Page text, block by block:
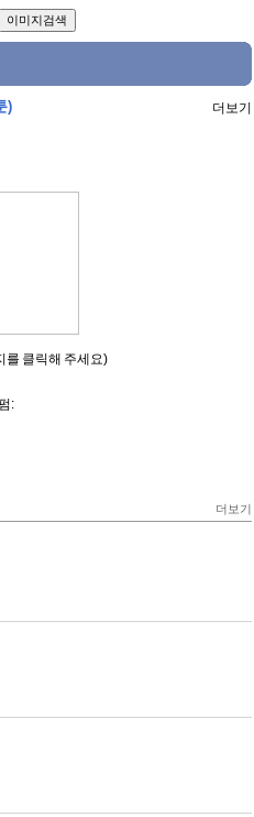
) 더보기
를 클릭해 주세요)
:
더보기